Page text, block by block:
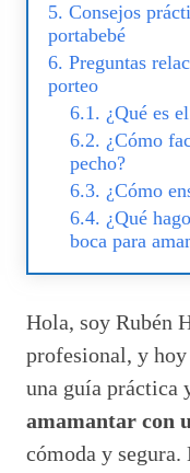
Consejos
portabebé
Preguntas
porteo
¿Qué es
¿Cómo
pecho?
¿Cómo
¿Qué
boca para
Hola, soy Rubén
profesional, y
una guía práctica
amamantar con
cómoda y